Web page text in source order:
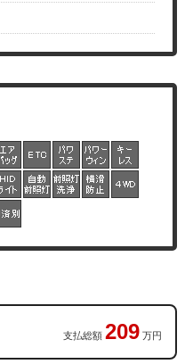
支払総額 209 万円